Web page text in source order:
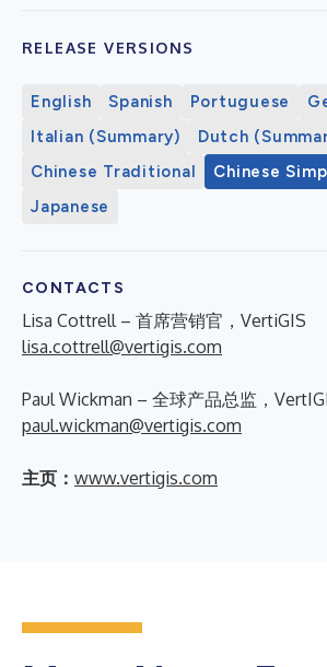
RELEASE VERSIONS
English Spanish Portuguese
Italian (Summary)
Dutch
Chinese Traditional
Chinese
Japanese
CONTACTS
Lisa Cottrell – 首席营销官，VertiGIS
lisa.cottrell@vertigis.com
Paul Wickman – 全球产品总监，
paul.wickman@vertigis.com
主页： www.vertigis.com